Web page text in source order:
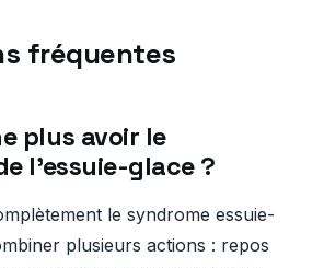
fréquentes
plus avoir le
l’essuie-glace ?
le syndrome essuie-
plusieurs actions : repos